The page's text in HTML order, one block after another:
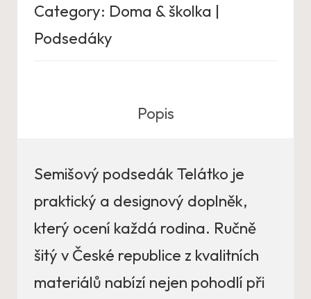
Category: Doma & školka |
Podsedáky
Popis
Semišový podsedák Telátko je
praktický a designový doplněk,
který ocení každá rodina. Ručně
šitý v České republice z kvalitních
materiálů nabízí nejen pohodlí při